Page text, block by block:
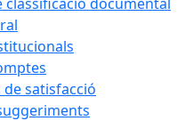
de satisfacció